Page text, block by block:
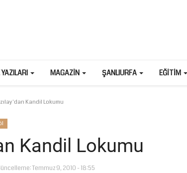
MAGAZIN ŞANLIURFA EĞITIM
Kandil Lokumu
Kandil Lokumu
Temmuz 9, 2010 - 18:55